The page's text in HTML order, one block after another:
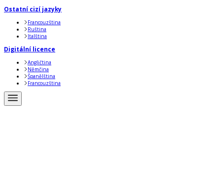
Ostatní cizí jazyky
Francouzština
Ruština
Italština
Digitální licence
Angličtina
Němčina
Španělština
Francouzština